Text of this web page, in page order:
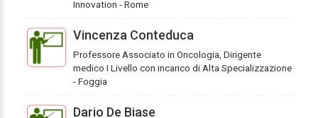
Innovation - Rome
Vincenza Conteduca
Professore Associato in Oncologia, Dirigente
medico I Livello con incarico di Alta Specializzazione
- Foggia
Dario De Biase